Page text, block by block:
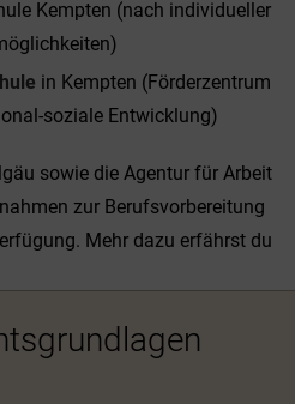
Kempten (nach individueller
in Kempten (Förderzentrum
soziale Entwicklung)
sowie die Agentur für Arbeit
zur Berufsvorbereitung
Mehr dazu erfährst du